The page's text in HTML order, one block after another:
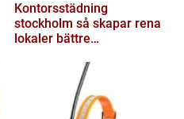
Kontorsstädning
stockholm så skapar rena
lokaler bättre